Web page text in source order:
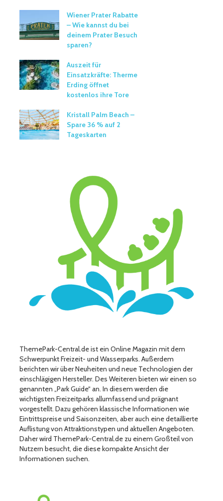
Wiener Prater Rabatte
– Wie kannst du bei
deinem Prater Besuch
sparen?
Auszeit für
Einsatzkräfte: Therme
Erding öffnet
kostenlos ihre Tore
Kristall Palm Beach –
Spare 36 % auf 2
Tageskarten
ThemePark-Central.de ist ein Online Magazin mit dem
Schwerpunkt Freizeit- und Wasserparks. Außerdem
berichten wir über Neuheiten und neue Technologien der
einschlägigen Hersteller. Des Weiteren bieten wir einen so
genannten „Park Guide“ an. In diesem werden die
wichtigsten Freizeitparks allumfassend und prägnant
vorgestellt. Dazu gehören klassische Informationen wie
Eintrittspreise und Saisonzeiten, aber auch eine detaillierte
Auflistung von Attraktionstypen und aktuellen Angeboten.
Daher wird ThemePark-Central.de zu einem Großteil von
Nutzern besucht, die diese kompakte Ansicht der
Informationen suchen.